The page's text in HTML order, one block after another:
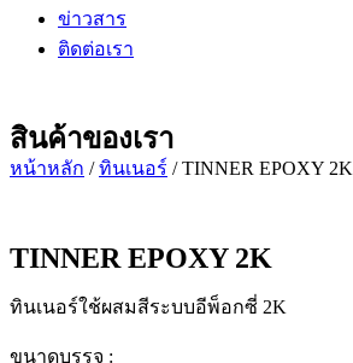
ข่าวสาร
ติดต่อเรา
สินค้าของเรา
หน้าหลัก /ทินเนอร์ / TINNER EPOXY 2K
TINNER EPOXY 2K
ทินเนอร์ใช้ผสมสีระบบอีพ็อกซี่ 2K
ขนาดบรรจุ :